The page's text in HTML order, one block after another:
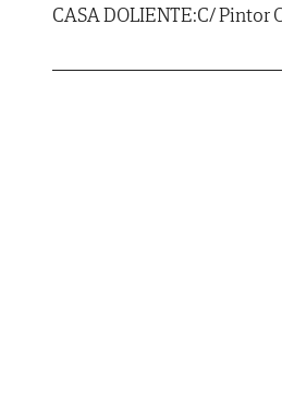
CASA DOLIENTE:C/ Pintor